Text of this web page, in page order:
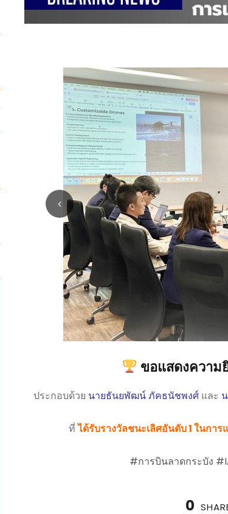
ขอแสดงควา
ประกอบด้วย นายธันยพัฒน์ ภัคธนัชพงศ์และ
ที่ได้รับรางวัลชนะเลิศอันดับ 1 ในก
#การบินลาดกระบัง
0